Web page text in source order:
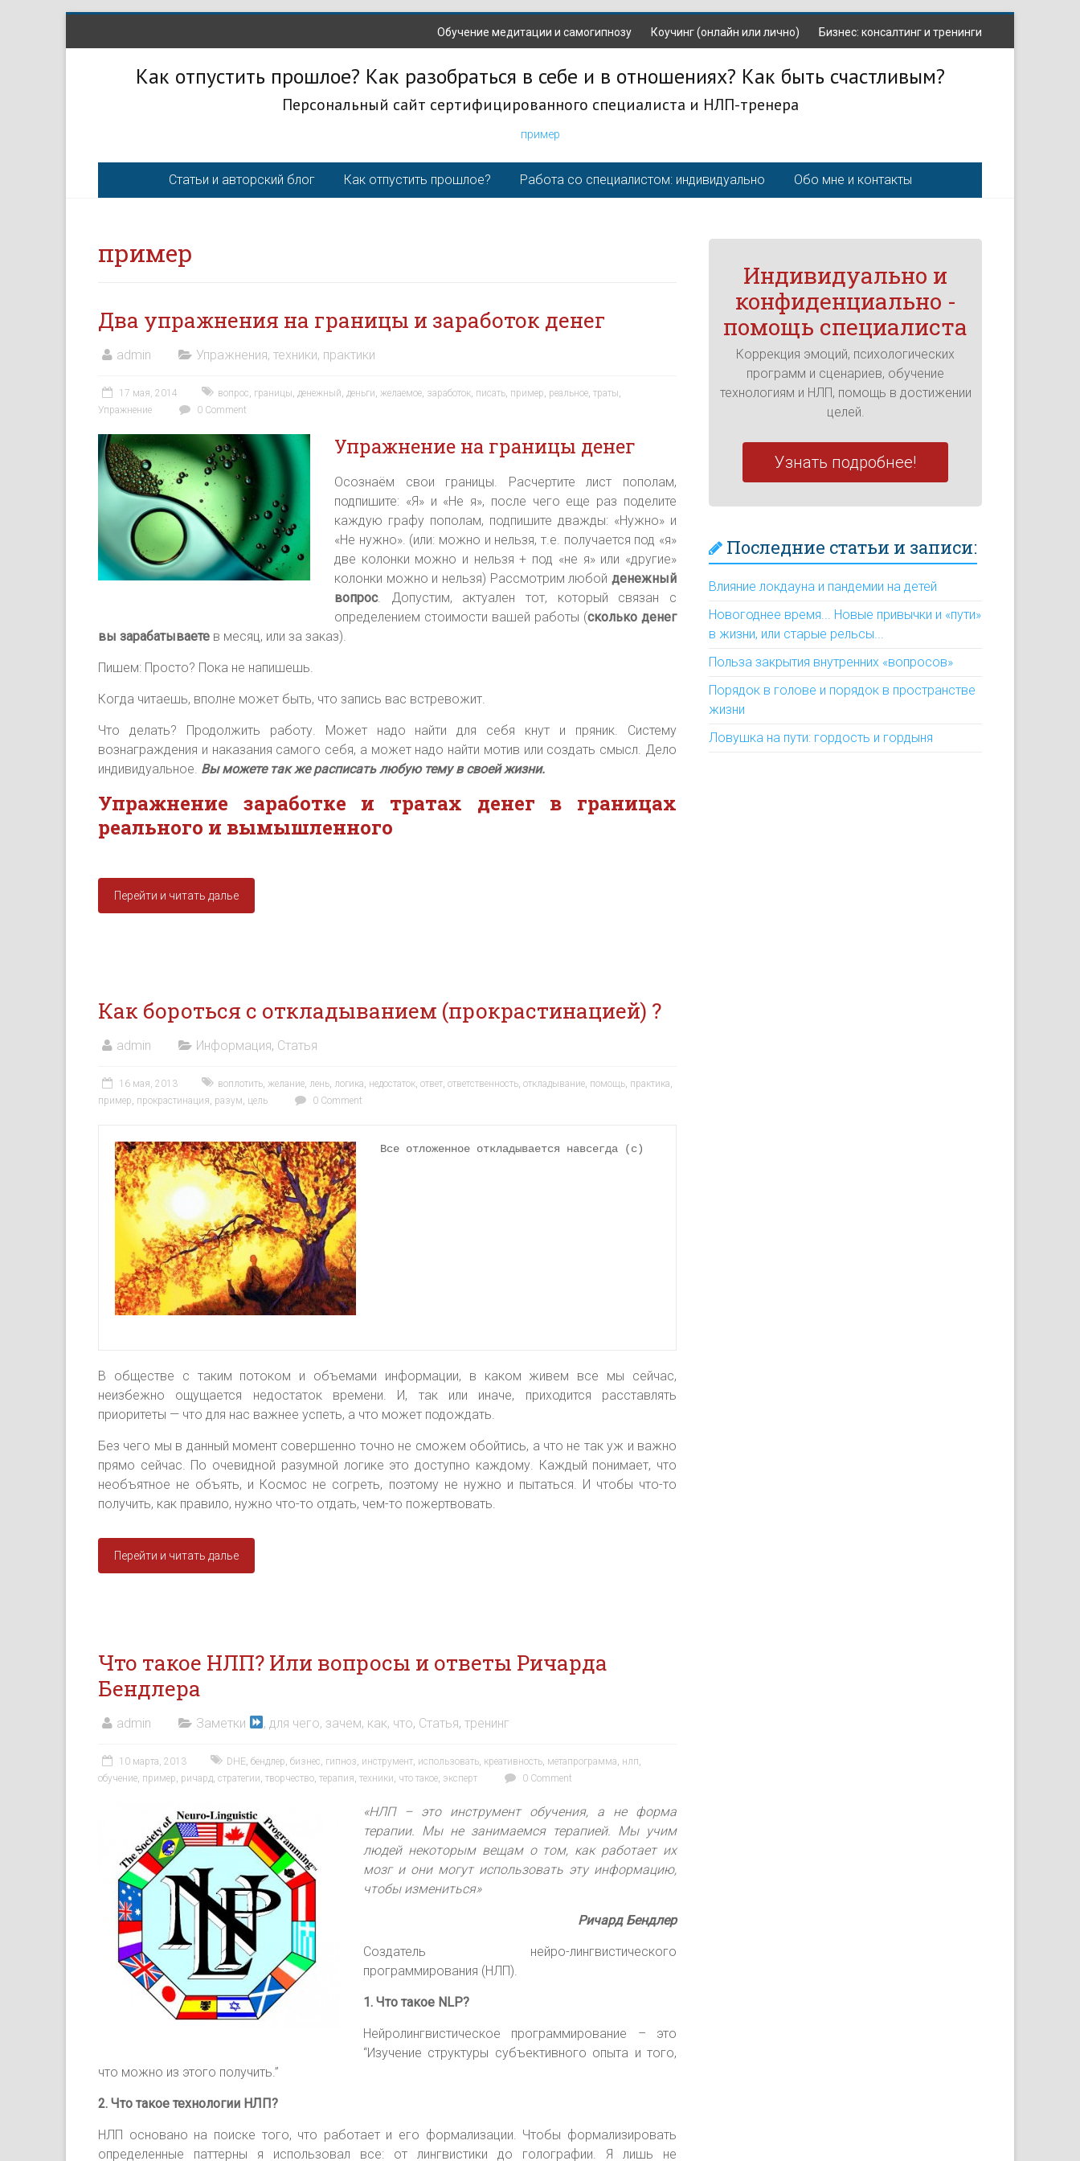
Обучение медитации и самогипнозу Коучинг (онлайн или лично) Бизнес: консалтинг и тренинги
Как отпустить прошлое? Как разобраться в себе и в отношениях? Как быть счастливым?
Персональный сайт сертифицированного специалиста и НЛП-тренера
пример
Статьи и авторский блог Как отпустить прошлое? Работа со специалистом: индивидуально Обо мне и контакты
пример
Два упражнения на границы и заработок денег
admin Упражнения, техники, практики
17 мая, 2014 вопрос, границы, денежный, деньги, желаемое, заработок, писать, пример, реальное, траты,
Упражнение
0 Comment
Упражнение на границы денег
Осознаём свои границы. Расчертите лист пополам,
подпишите: «Я» и «Не я», после чего еще раз поделите
каждую графу пополам, подпишите дважды: «Нужно» и
«Не нужно». (или: можно и нельзя, т.е. получается под «я»
две колонки можно и нельзя + под «не я» или «другие»
колонки можно и нельзя) Рассмотрим любой денежный
вопрос. Допустим, актуален тот, который связан с
определением стоимости вашей работы (сколько денег
вы зарабатываете в месяц, или за заказ).
Пишем: Просто? Пока не напишешь.
Когда читаешь, вполне может быть, что запись вас встревожит.
Что делать? Продолжить работу. Может надо найти для себя кнут и пряник. Систему
вознаграждения и наказания самого себя, а может надо найти мотив или создать смысл. Дело
индивидуальное. Вы можете так же расписать любую тему в своей жизни.
Упражнение заработке и тратах денег в границах
реального и вымышленного
Перейти и читать далье
Как бороться с откладыванием (прокрастинацией) ?
admin Информация, Статья
16 мая, 2013 воплотить, желание, лень, логика, недостаток, ответ, ответственность, откладывание, помощь, практика,
пример, прокрастинация, разум, цель 0 Comment
Все отложенное откладывается навсегда (c)
В обществе с таким потоком и объемами информации, в каком живем все мы сейчас,
неизбежно ощущается недостаток времени. И, так или иначе, приходится расставлять
приоритеты — что для нас важнее успеть, а что может подождать.
Без чего мы в данный момент совершенно точно не сможем обойтись, а что не так уж и важно
прямо сейчас. По очевидной разумной логике это доступно каждому. Каждый понимает, что
необъятное не объять, и Космос не согреть, поэтому не нужно и пытаться. И чтобы что-то
получить, как правило, нужно что-то отдать, чем-то пожертвовать.
Перейти и читать далье
Что такое НЛП? Или вопросы и ответы Ричарда
Бендлера
admin Заметки , для чего, зачем, как, что, Статья,тренинг
10 марта, 2013 DHE бендлер бизнес гипноз инструмент использовать креативность метапрограмма нлп
обучение пример ричард стратегии творчество терапия техники что такое эксперт 0 Comment
«НЛП – это инструмент обучения, а не форма
терапии. Мы не занимаемся терапией. Мы учим
людей некоторым вещам о том, как работает их
мозг и они могут использовать эту информацию,
чтобы измениться»
Ричард Бендлер
Создатель нейро-лингвистического
программирования (НЛП).
1. Что такое NLP?
Нейролингвистическое программирование – это
“Изучение структуры субъективного опыта и того,
что можно из этого получить.”
2. Что такое технологии НЛП?
НЛП основано на поиске того, что работает и его формализации. Чтобы формализировать
определенные паттерны я использовал все: от лингвистики до голографии. Я лишь не
Индивидуально и
конфиденциально -
помощь специалиста
Коррекция эмоций, психологических
программ и сценариев, обучение
технологиям и НЛП, помощь в достижении
целей.
Узнать подробнее!
Последние статьи и записи:
Влияние локдауна и пандемии на детей
Новогоднее время... Новые привычки и «пути»
в жизни, или старые рельсы...
Польза закрытия внутренних «вопросов»
Порядок в голове и порядок в пространстве
жизни
Ловушка на пути: гордость и гордыня